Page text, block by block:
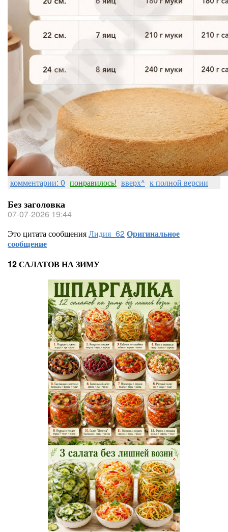
комментарии: 0 понравилось! вверх^ к полной версии
Без заголовка
07-07-2026 19:44
Это цитата сообщенияЛидия_62Оригинальное
сообщение
12 САЛАТОВ НА ЗИМУ